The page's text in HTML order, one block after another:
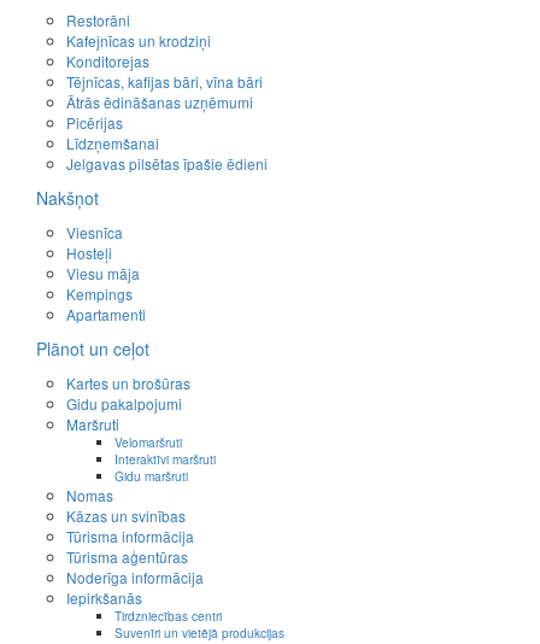
Restorāni
Kafejnīcas un krodziņi
Konditorejas
Tējnīcas, kafijas bāri, vīna bāri
Ātrās ēdināšanas uzņēmumi
Picērijas
Līdzņemšanai
Jelgavas pilsētas īpašie ēdieni
Nakšņot
Viesnīca
Hosteļi
Viesu māja
Kempings
Apartamenti
Plānot un ceļot
Kartes un brošūras
Gidu pakalpojumi
Maršruti
Velomaršruti
Interaktīvi maršruti
Gidu maršruti
Nomas
Kāzas un svinības
Tūrisma informācija
Tūrisma aģentūras
Noderīga informācija
Iepirkšanās
Tirdzniecības centri
Suvenīri un vietējā produkcijas